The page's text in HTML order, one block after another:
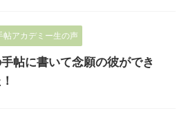
帖アカデミー生の声
帖に書いて念願の彼ができ